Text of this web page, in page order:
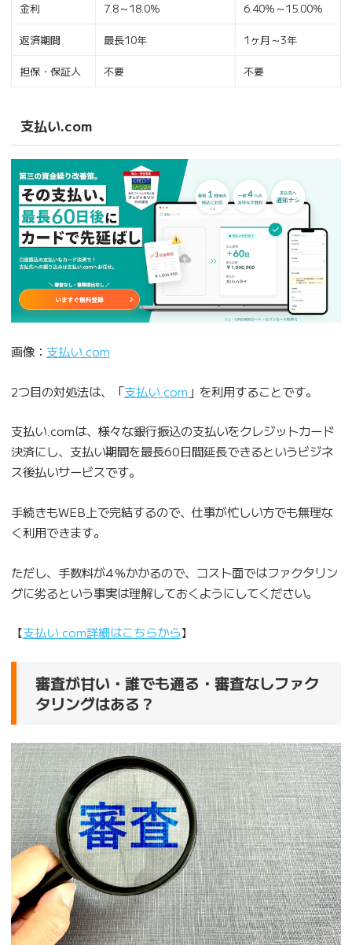
金利 7.8～18.0% 6.40％～15.00％
返済期間 最長10年 1ヶ月～3年
担保・保証人 不要 不要
支払い.com
画像： 支払い.com
2つ目の対処法は、「支払い.com 」を利用することです。
支払い.comは、様々な銀行振込の支払いをクレジットカード
決済にし、支払い期間を最長60日間延長できるというビジネ
ス後払いサービスです。
手続きもWEB上で完結するので、仕事が忙しい方でも無理な
く利用できます。
ただし、手数料が4％かかるので、コスト面ではファクタリン
グに劣るという事実は理解しておくようにしてください。
【支払い.com詳細はこちらから】
審査が甘い・誰でも通る・審査なしファク
タリングはある？